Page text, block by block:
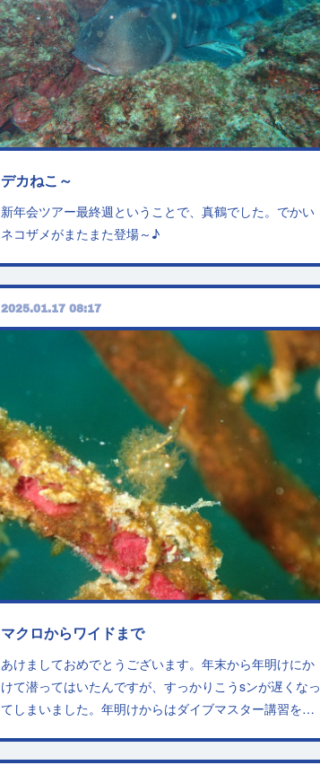
デカねこ～
新年会ツアー最終週ということで、真鶴でした。でかい
ネコザメがまたまた登場～♪
2025.01.17 08:17
マクロからワイドまで
あけましておめでとうございます。年末から年明けにか
けて潜ってはいたんですが、すっかりこうsンが遅くなっ
てしまいました。年明けからはダイブマスター講習を…